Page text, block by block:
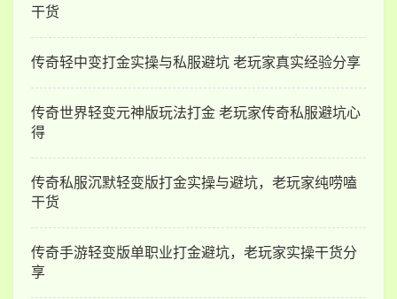
干货
传奇轻中变打金实操与私服避坑 老玩家真实经验分享
传奇世界轻变元神版玩法打金 老玩家传奇私服避坑心
得
传奇私服沉默轻变版打金实操与避坑，老玩家纯唠嗑
干货
传奇手游轻变版单职业打金避坑，老玩家实操干货分
享